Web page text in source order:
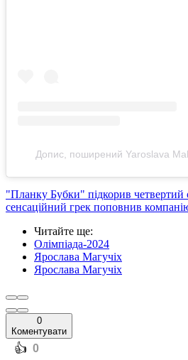
Допис, поширений Yaroslava
"Планку Бубки" підкорив четвертий
сенсаційний грек поповнив
Читайте ще:
Олімпіада-2024
Ярослава Магучіх
Ярослава Магучіх
0
Коментувати
️👍 0